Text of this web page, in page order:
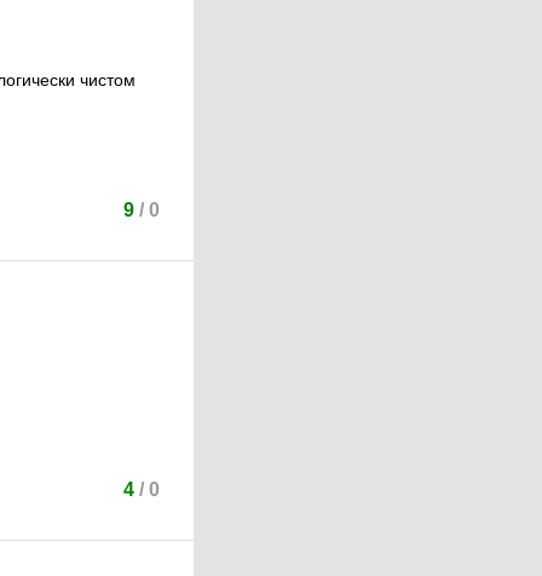
чистом
9/ 0
4/ 0